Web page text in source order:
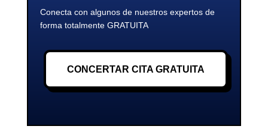
Conecta con algunos de nuestros expertos de
forma totalmente GRATUITA
CONCERTAR CITA GRATUITA